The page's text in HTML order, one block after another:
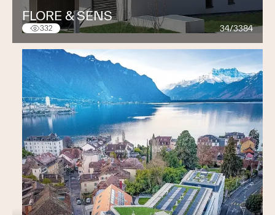
FLORE & SENS
332 34/3384